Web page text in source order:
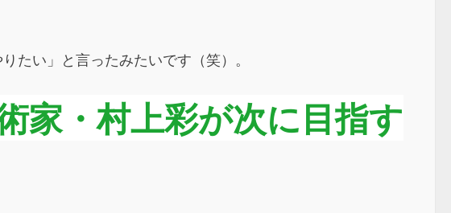
たい」と言ったみたいです（笑）。
家・村上彩が次に目指す